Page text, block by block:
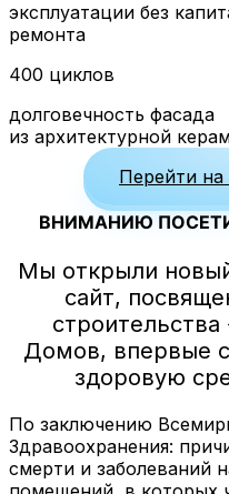
эксплуатации без
ремонта
400 циклов
долговечность фасада
из архитектурной
Перейти на
ВНИМАНИЮ
Мы открыли
сайт,
Домов, впервые
здоровую
По заключению
Здравоохранения:
смерти и заболеваний